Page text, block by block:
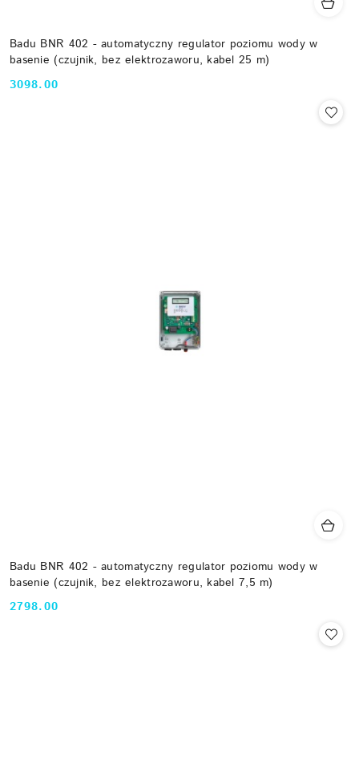
Badu BNR 402 - automatyczny regulator poziomu wody w
basenie (czujnik, bez elektrozaworu, kabel 25 m)
Cena:
3098.00
Badu BNR 402 - automatyczny regulator poziomu wody w
basenie (czujnik, bez elektrozaworu, kabel 7,5 m)
Cena:
2798.00